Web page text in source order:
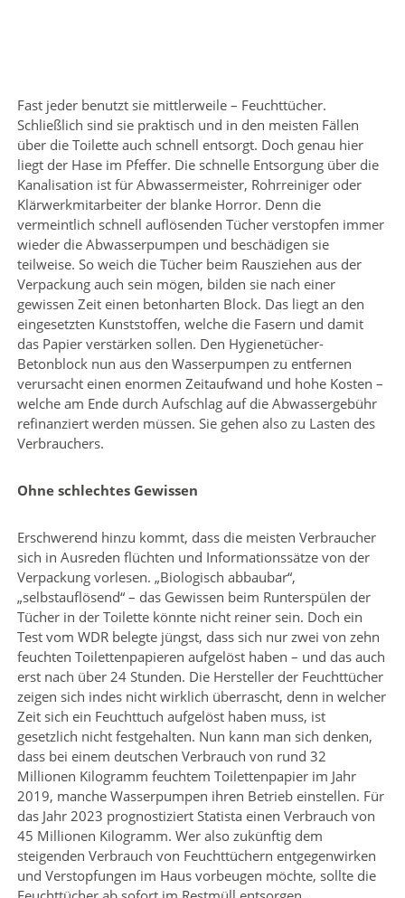
Fast jeder benutzt sie mittlerweile – Feuchttücher.
Schließlich sind sie praktisch und in den meisten Fällen
über die Toilette auch schnell entsorgt. Doch genau hier
liegt der Hase im Pfeffer. Die schnelle Entsorgung über die
Kanalisation ist für Abwassermeister, Rohrreiniger oder
Klärwerkmitarbeiter der blanke Horror. Denn die
vermeintlich schnell auflösenden Tücher verstopfen immer
wieder die Abwasserpumpen und beschädigen sie
teilweise. So weich die Tücher beim Rausziehen aus der
Verpackung auch sein mögen, bilden sie nach einer
gewissen Zeit einen betonharten Block. Das liegt an den
eingesetzten Kunststoffen, welche die Fasern und damit
das Papier verstärken sollen. Den Hygienetücher-
Betonblock nun aus den Wasserpumpen zu entfernen
verursacht einen enormen Zeitaufwand und hohe Kosten –
welche am Ende durch Aufschlag auf die Abwassergebühr
refinanziert werden müssen. Sie gehen also zu Lasten des
Verbrauchers.
Ohne schlechtes Gewissen
Erschwerend hinzu kommt, dass die meisten Verbraucher
sich in Ausreden flüchten und Informationssätze von der
Verpackung vorlesen. „Biologisch abbaubar“,
„selbstauflösend“ – das Gewissen beim Runterspülen der
Tücher in der Toilette könnte nicht reiner sein. Doch ein
Test vom WDR belegte jüngst, dass sich nur zwei von zehn
feuchten Toilettenpapieren aufgelöst haben – und das auch
erst nach über 24 Stunden. Die Hersteller der Feuchttücher
zeigen sich indes nicht wirklich überrascht, denn in welcher
Zeit sich ein Feuchttuch aufgelöst haben muss, ist
gesetzlich nicht festgehalten. Nun kann man sich denken,
dass bei einem deutschen Verbrauch von rund 32
Millionen Kilogramm feuchtem Toilettenpapier im Jahr
2019, manche Wasserpumpen ihren Betrieb einstellen. Für
das Jahr 2023 prognostiziert Statista einen Verbrauch von
45 Millionen Kilogramm. Wer also zukünftig dem
steigenden Verbrauch von Feuchttüchern entgegenwirken
und Verstopfungen im Haus vorbeugen möchte, sollte die